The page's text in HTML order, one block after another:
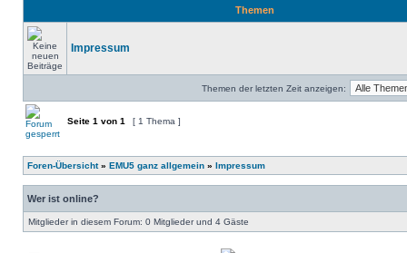
Themen
Impressum
Themen der letzten Zeit anzeigen:
Seite 1 von 1 [ 1 Thema ]
Foren-Übersicht» EMU5 ganz allgemein » Impressum
Wer ist online?
Mitglieder in diesem Forum: 0 Mitglieder und 4 Gäste